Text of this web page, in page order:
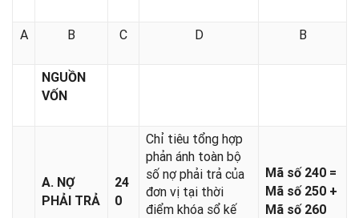
A B C D B
NGUỒN
VỐN
A. NỢ
PHẢI TRẢ
24
0
Chỉ tiêu tổng hợp
phản ánh toàn bộ
số nợ phải trả của
đơn vị tại thời
điểm khóa sổ kế
Mã số 240 =
Mã số 250 +
Mã số 260